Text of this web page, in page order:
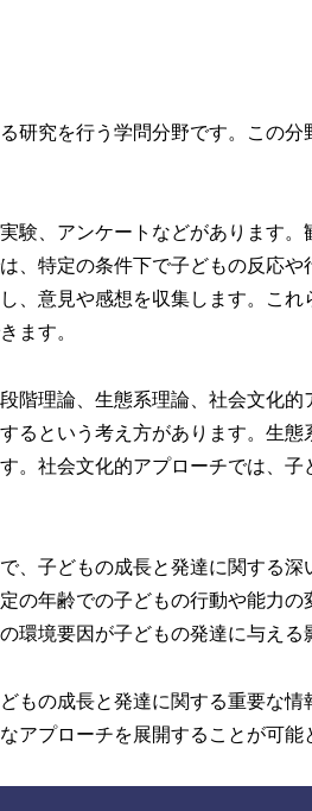
研究を行う学問分野です。この
験、アンケートなどがあります
、特定の条件下で子どもの反応や
、意見や感想を収集します。こ
ます。
階理論、生態系理論、社会文化
るという考え方があります。生
。社会文化的アプローチでは、
、子どもの成長と発達に関する
の年齢での子どもの行動や能力
環境要因が子どもの発達に与える
もの成長と発達に関する重要な
アプローチを展開することが可能